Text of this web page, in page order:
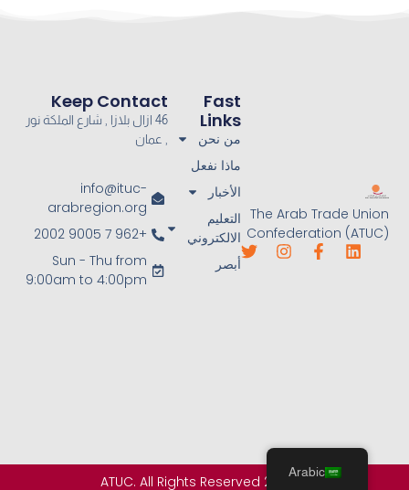
The Arab Trade Union
Confederation (ATUC)
Fast
Links
من نحن
ماذا نفعل
الأخبار
التعليم
الالكتروني
أبصر
Keep Contact
46 ازال بلازا , شارع الملكة نور
, عمان
info@ituc-
arabregion.org
+962 7 9005 2002
Sun - Thu from
9:00am to 4:00pm
© 2025 ATUC. All Rights Reserved
Arabic